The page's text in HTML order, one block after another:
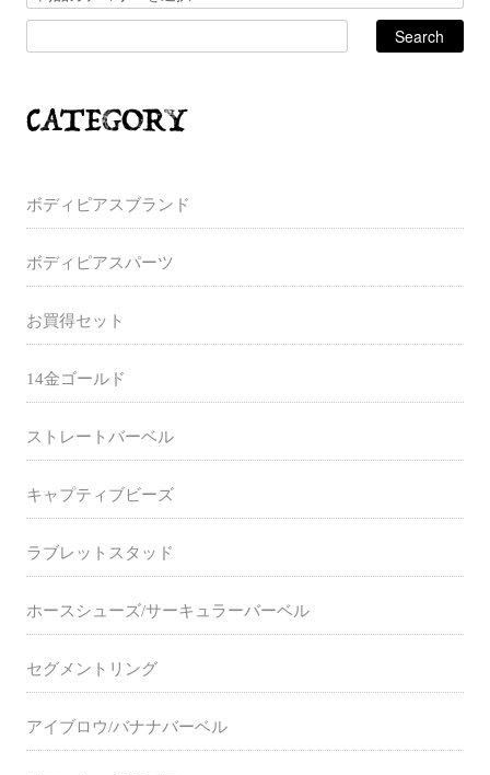
ボディピアスブランド
ボディピアスパーツ
お買得セット
14金ゴールド
ストレートバーベル
キャプティブビーズ
ラブレットスタッド
ホースシューズ/サーキュラーバーベル
セグメントリング
アイブロウ/バナナバーベル